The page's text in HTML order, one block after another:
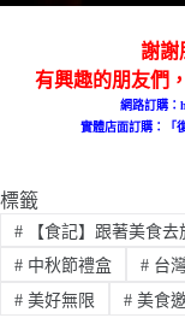
謝謝
有興趣的朋友們
網路訂購：
實體店面訂購：「
標籤
#【食記】跟著美食去
#中秋節禮盒 #台
#美好無限 #美食